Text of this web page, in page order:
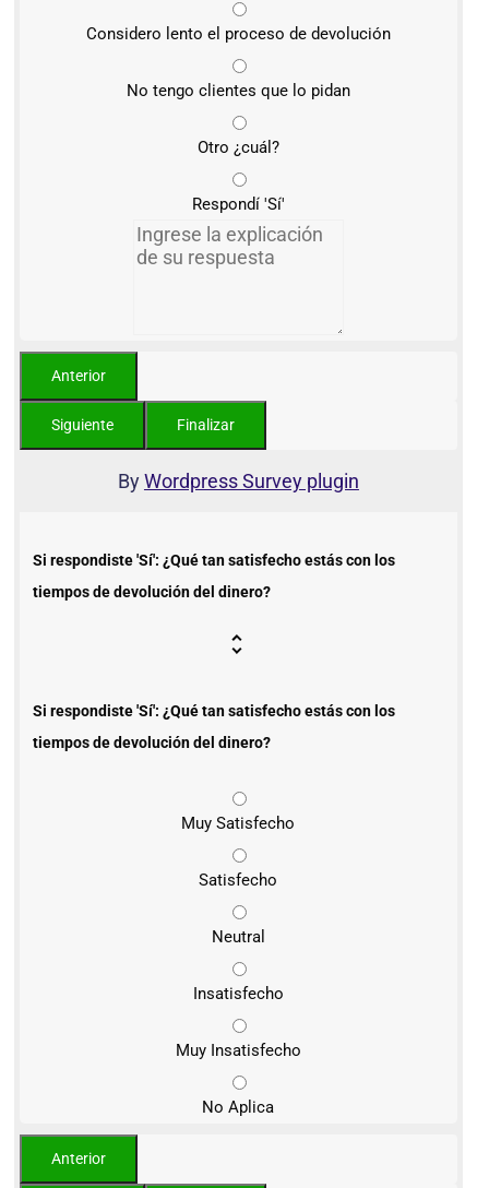
Considero lento el proceso de devolución
No tengo clientes que lo pidan
Otro ¿cuál?
Respondí 'Sí'
ByWordpress Survey plugin
Si respondiste 'Sí': ¿Qué tan satisfecho estás con los
tiempos de devolución del dinero?
Si respondiste 'Sí': ¿Qué tan satisfecho estás con los
tiempos de devolución del dinero?
Muy Satisfecho
Satisfecho
Neutral
Insatisfecho
Muy Insatisfecho
No Aplica